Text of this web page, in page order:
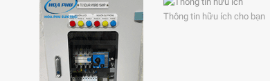
Thông tin hữu ích cho bạn